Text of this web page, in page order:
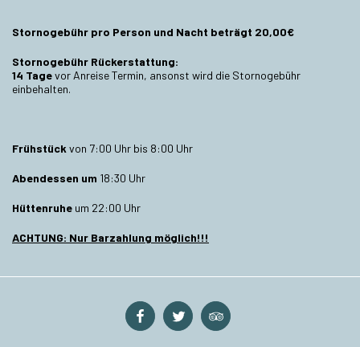
Stornogebühr pro Person und Nacht beträgt 20,00€
Stornogebühr Rückerstattung:
14 Tagevor Anreise Termin, ansonst wird die Stornogebühr
einbehalten.
Frühstückvon 7:00 Uhr bis 8:00 Uhr
Abendessen um 18:30 Uhr
Hüttenruhe um 22:00 Uhr
ACHTUNG: Nur Barzahlung möglich!!!